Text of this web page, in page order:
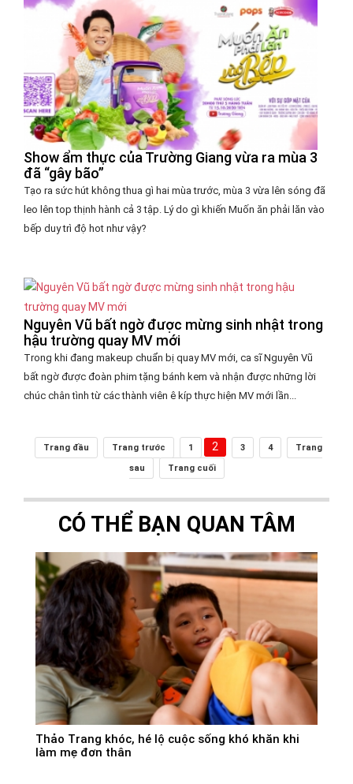
Show ẩm thực của Trường Giang vừa ra mùa 3
đã “gây bão”
Tạo ra sức hút không thua gì hai mùa trước, mùa 3 vừa lên sóng đã
leo lên top thịnh hành cả 3 tập. Lý do gì khiến Muốn ăn phải lăn vào
bếp duy trì độ hot như vậy?
Nguyên Vũ bất ngờ được mừng sinh nhật trong
hậu trường quay MV mới
Trong khi đang makeup chuẩn bị quay MV mới, ca sĩ Nguyên Vũ
bất ngờ được đoàn phim tặng bánh kem và nhận được những lời
chúc chân tình từ các thành viên ê kíp thực hiện MV mới lần...
Trang đầu Trang trước 1 2 3 4
Trang
sau
Trang cuối
CÓ THỂ BẠN QUAN TÂM
Thảo Trang khóc, hé lộ cuộc sống khó khăn khi
làm mẹ đơn thân